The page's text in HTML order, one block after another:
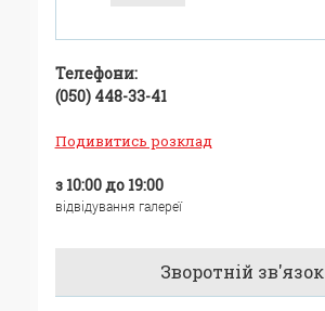
Телефони:
(050) 448-33-41
Подивитись розклад
з 10:00 до 19:00
відвідування галереї
Зворотній зв'язок